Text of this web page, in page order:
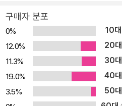
짝이게 하는 인간관계 속에서 선비는
야말로 그들이 배움을 실천하고, 스
던 것이다. 이 책은 조선의 대표적인
과의 관계 속에서 알아보기 쉽게 정
초희, 허균, 윤선도, 정약용, 김정희
같은 친근함을 느끼게 된다. 동갑내
구매자 분포
0% 10대
12.0%
20대
11.3%
30대
19.0%
40대
3.5%
50대